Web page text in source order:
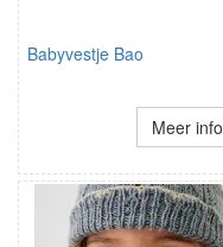
Babyvestje Bao
Meer info